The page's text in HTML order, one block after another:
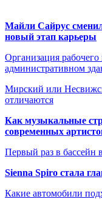
Майли Сайрус
новый этап карьеры
Организация
административном
Мирский или
отличаются
Как музыкальные
современных
Первый раз в бассейн
Sienna Spiro стала
Какие автомобили